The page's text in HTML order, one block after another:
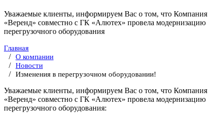
Уважаемые клиенты, информируем Вас о том, что Компания
«Веренд» совместно с ГК «Алютех» провела модернизацию
перегрузочного оборудования
Главная
О компании
Новости
Изменения в перегрузочном оборудовании!
Уважаемые клиенты, информируем Вас о том, что Компания
«Веренд» совместно с ГК «Алютех» провела модернизацию
перегрузочного оборудования: